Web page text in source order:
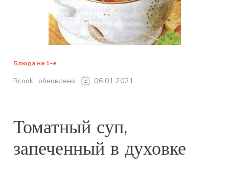
Блюда на 1-е
Rcook обновлено 06.01.2021
Томатный суп,
запеченный в духовке